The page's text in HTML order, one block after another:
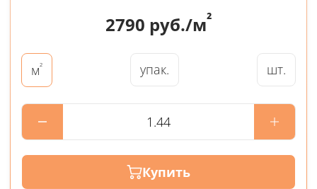
2790 руб./м²
м² упак. шт.
Купить